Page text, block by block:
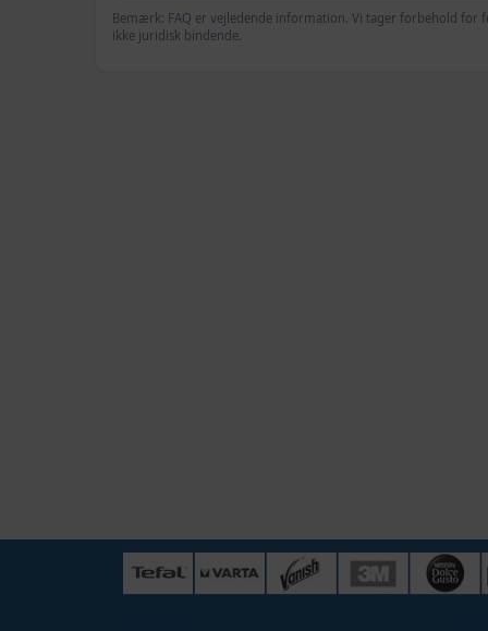
Bemærk: FAQ er vejledende information. Vi tager forbehold for
ikke juridisk bindende.